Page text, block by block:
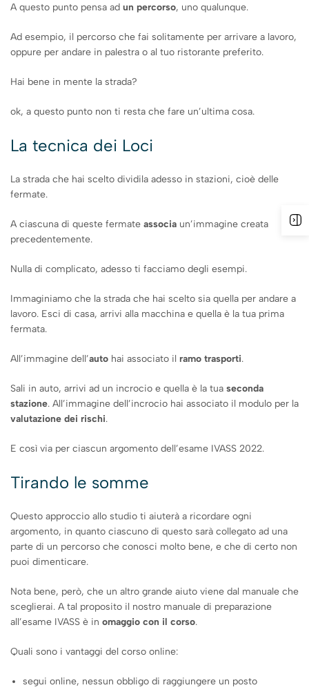
A questo punto pensa ad un percorso, uno qualunque.
Ad esempio, il percorso che fai solitamente per arrivare a lavoro,
oppure per andare in palestra o al tuo ristorante preferito.
Hai bene in mente la strada?
ok, a questo punto non ti resta che fare un’ultima cosa.
La tecnica dei Loci
La strada che hai scelto dividila adesso in stazioni, cioè delle
fermate.
A ciascuna di queste fermate associa un’immagine creata
precedentemente.
Nulla di complicato, adesso ti facciamo degli esempi.
Immaginiamo che la strada che hai scelto sia quella per andare a
lavoro. Esci di casa, arrivi alla macchina e quella è la tua prima
fermata.
All’immagine dell’auto hai associato il ramo trasporti.
Sali in auto, arrivi ad un incrocio e quella è la tua seconda
stazione. All’immagine dell’incrocio hai associato il modulo per la
valutazione dei rischi.
E così via per ciascun argomento dell’esame IVASS 2022.
Tirando le somme
Questo approccio allo studio ti aiuterà a ricordare ogni
argomento, in quanto ciascuno di questo sarà collegato ad una
parte di un percorso che conosci molto bene, e che di certo non
puoi dimenticare.
Nota bene, però, che un altro grande aiuto viene dal manuale che
sceglierai. A tal proposito il nostro manuale di preparazione
all’esame IVASS è in omaggio con il corso.
Quali sono i vantaggi del corso online:
segui online, nessun obbligo di raggiungere un posto